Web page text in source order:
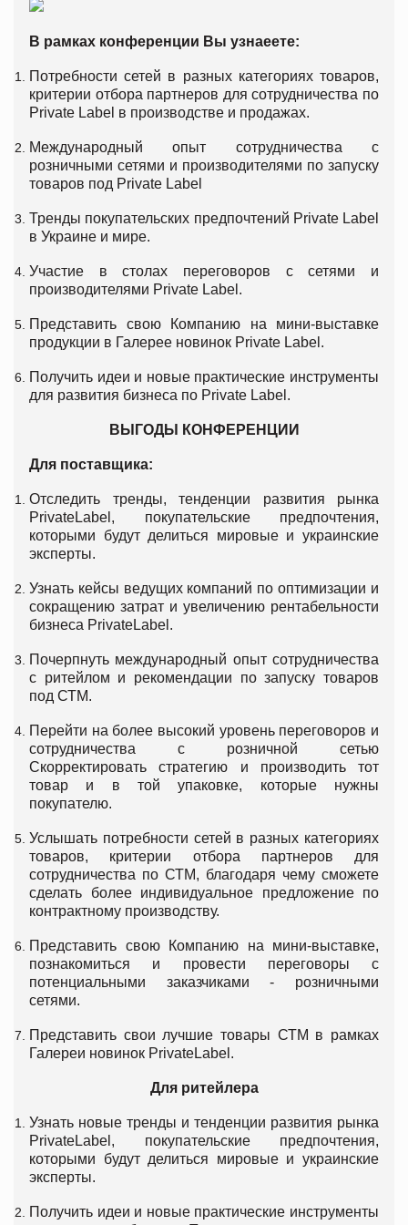
В рамках конференции Вы узнаеете:
Потребности сетей в разных категориях товаров,
критерии отбора партнеров для сотрудничества по
Private Label в производстве и продажах.
Международный опыт сотрудничества с
розничными сетями и производителями по запуску
товаров под Private Label
Тренды покупательских предпочтений Private Label
в Украине и мире.
Участие в столах переговоров с сетями и
производителями Private Label.
Представить свою Компанию на мини-выставке
продукции в Галерее новинок Private Label.
Получить идеи и новые практические инструменты
для развития бизнеса по Private Label.
ВЫГОДЫ КОНФЕРЕНЦИИ
Для поставщика:
Отследить тренды, тенденции развития рынка
PrivateLabel, покупательские предпочтения,
которыми будут делиться мировые и украинские
эксперты.
Узнать кейсы ведущих компаний по оптимизации и
сокращению затрат и увеличению рентабельности
бизнеса PrivateLabel.
Почерпнуть международный опыт сотрудничества
с ритейлом и рекомендации по запуску товаров
под СТМ.
Перейти на более высокий уровень переговоров и
сотрудничества с розничной сетью
Скорректировать стратегию и производить тот
товар и в той упаковке, которые нужны
покупателю.
Услышать потребности сетей в разных категориях
товаров, критерии отбора партнеров для
сотрудничества по СТМ, благодаря чему сможете
сделать более индивидуальное предложение по
контрактному производству.
Представить свою Компанию на мини-выставке,
познакомиться и провести переговоры с
потенциальными заказчиками - розничными
сетями.
Представить свои лучшие товары СТМ в рамках
Галереи новинок PrivateLabel.
Для ритейлера
Узнать новые тренды и тенденции развития рынка
PrivateLabel, покупательские предпочтения,
которыми будут делиться мировые и украинские
эксперты.
Получить идеи и новые практические инструменты